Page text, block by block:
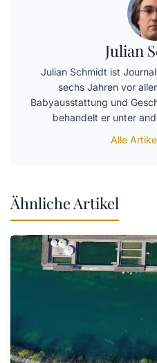
Julian
Julian Schmidt ist
sechs Jahren vor
Babyausstattung und
behandelt er unter
Alle
Ähnliche Artikel